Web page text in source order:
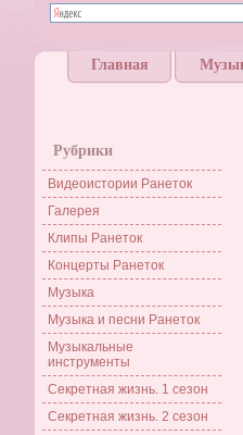
Главная
Рубрики
Видеоистории Ранеток
Галерея
Клипы Ранеток
Концерты Ранеток
Музыка
Музыка и песни Ранеток
Музыкальные
инструменты
Секретная жизнь. 1 сезон
Секретная жизнь. 2 сезон